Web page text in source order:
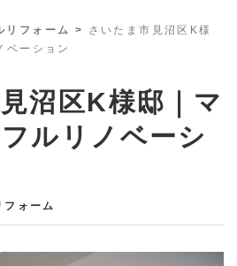
リフォーム > さいたま市見沼区K様
ベーション
沼区K様邸｜マ
ルリノベーシ
フォーム